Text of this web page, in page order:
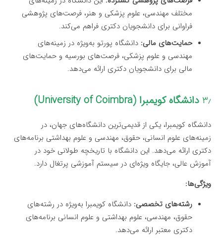
مختلف مهندسی، علوم پزشکی و هنر، فرصت‌های پژوهشی
فراوانی برای دانشجویان دکتری فراهم می‌کند.
حمایت‌های مالی: دانشگاه پورتو به‌ویژه در زمینه‌های
مهندسی و علوم پزشکی، فرصت‌های بورسیه و حمایت‌های
مالی برای دانشجویان دکتری ارائه می‌دهد.
۳٫ دانشگاه کویمبرا (University of Coimbra)
دانشگاه کویمبرا، یکی از قدیمی‌ترین دانشگاه‌های جهان، در
زمینه‌های علوم انسانی، حقوق، مهندسی و علوم بهداشتی برنامه‌های
دکتری ارائه می‌دهد. این دانشگاه با تاریخچه طولانی خود در
آموزش عالی، جایگاه ویژه‌ای در سیستم آموزشی پرتغال دارد.
ویژگی‌ها:
رشته‌های تخصصی: دانشگاه کویمبرا به‌ویژه در رشته‌های
حقوق، مهندسی، علوم بهداشتی و علوم انسانی برنامه‌های
دکتری معتبر ارائه می‌دهد.